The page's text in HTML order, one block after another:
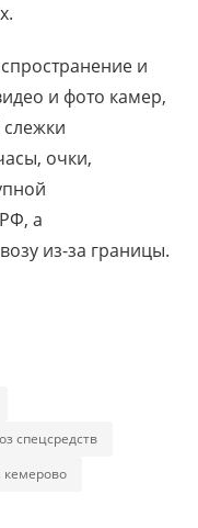
и
и фото камер,
очки,
а
из-за границы.
спецсредств